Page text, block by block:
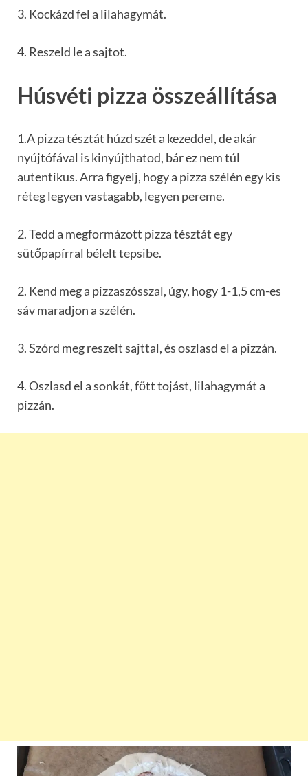
3. Kockázd fel a lilahagymát.
4. Reszeld le a sajtot.
Húsvéti pizza összeállítása
1.A pizza tésztát húzd szét a kezeddel, de akár
nyújtófával is kinyújthatod, bár ez nem túl
autentikus. Arra figyelj, hogy a pizza szélén egy kis
réteg legyen vastagabb, legyen pereme.
2. Tedd a megformázott pizza tésztát egy
sütőpapírral bélelt tepsibe.
2. Kend meg a pizzaszósszal, úgy, hogy 1-1,5 cm-es
sáv maradjon a szélén.
3. Szórd meg reszelt sajttal, és oszlasd el a pizzán.
4. Oszlasd el a sonkát, főtt tojást, lilahagymát a
pizzán.